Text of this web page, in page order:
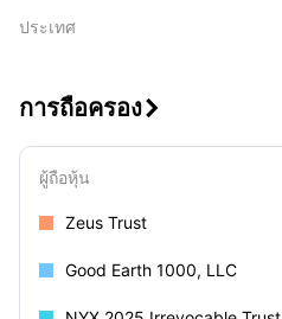
ประเทศ
การถือครอง
ผู้ถือหุ้น
Zeus Trust
Good Earth 1000, LLC